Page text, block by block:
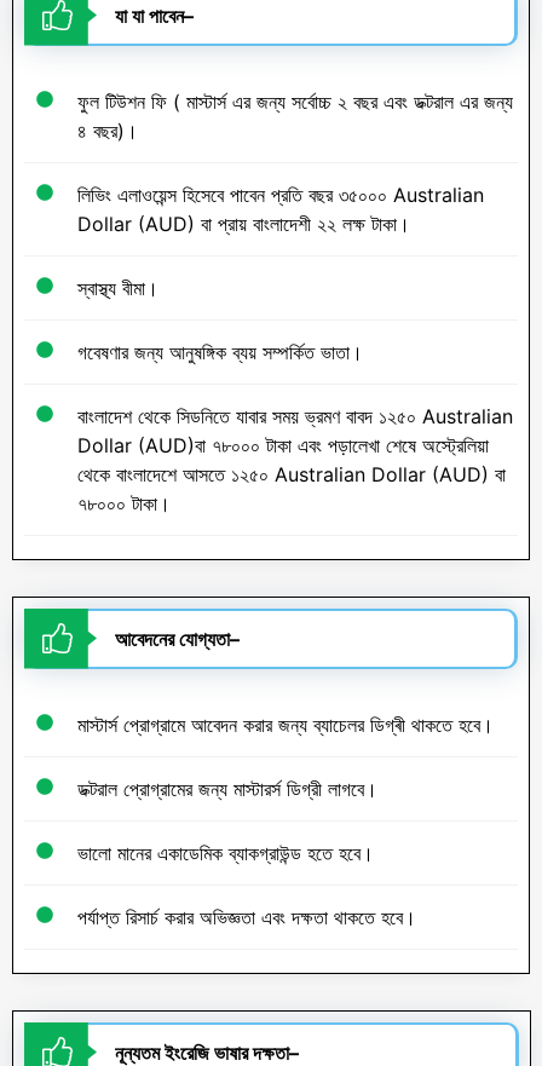
যা যা পাবেন–
ফুল টিউশন ফি ( মাস্টার্স এর জন্য সর্বোচ্চ ২ বছর এবং ডক্টরাল এর জন্য
৪ বছর)।
লিভিং এলাওয়েন্স হিসেবে পাবেন প্রতি বছর ৩৫০০০ Australian
Dollar (AUD) বা প্রায় বাংলাদেশী ২২ লক্ষ টাকা।
স্বাস্থ্য বীমা।
গবেষণার জন্য আনুষঙ্গিক ব্যয় সম্পর্কিত ভাতা।
বাংলাদেশ থেকে সিডনিতে যাবার সময় ভ্রমণ বাবদ ১২৫০ Australian
Dollar (AUD)বা ৭৮০০০ টাকা এবং পড়ালেখা শেষে অস্ট্রেলিয়া
থেকে বাংলাদেশে আসতে ১২৫০ Australian Dollar (AUD) বা
৭৮০০০ টাকা।
আবেদনের যোগ্যতা–
মাস্টার্স প্রোগ্রামে আবেদন করার জন্য ব্যাচেলর ডিগ্ৰী থাকতে হবে।
ডক্টরাল প্রোগ্রামের জন্য মাস্টারর্স ডিগ্রী লাগবে।
ভালো মানের একাডেমিক ব্যাকগ্রাউন্ড হতে হবে।
পর্যাপ্ত রিসার্চ করার অভিজ্ঞতা এবং দক্ষতা থাকতে হবে।
নূন্যতম ইংরেজি ভাষার দক্ষতা–